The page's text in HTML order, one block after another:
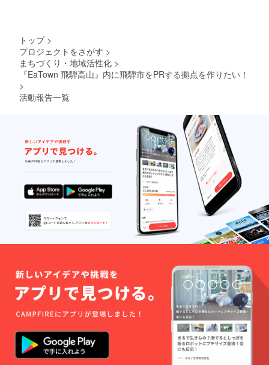
トップ >
プロジェクトをさがす >
まちづくり・地域活性化 >
『EaTown 飛騨高山』内に飛騨市をPRする拠点を作りたい！
>
活動報告一覧